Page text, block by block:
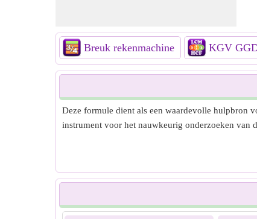
Breuk rekenmachine KGV
Deze formule dient als een waardevolle hulpbron
instrument voor het nauwkeurig onderzoeken van